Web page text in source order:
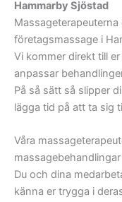
Hammarby Sjöstad
företagsmassage i
Vi kommer direkt till
anpassar
På så sätt så slipper
lägga tid på att ta sig
Våra
Du och dina
känna er trygga i